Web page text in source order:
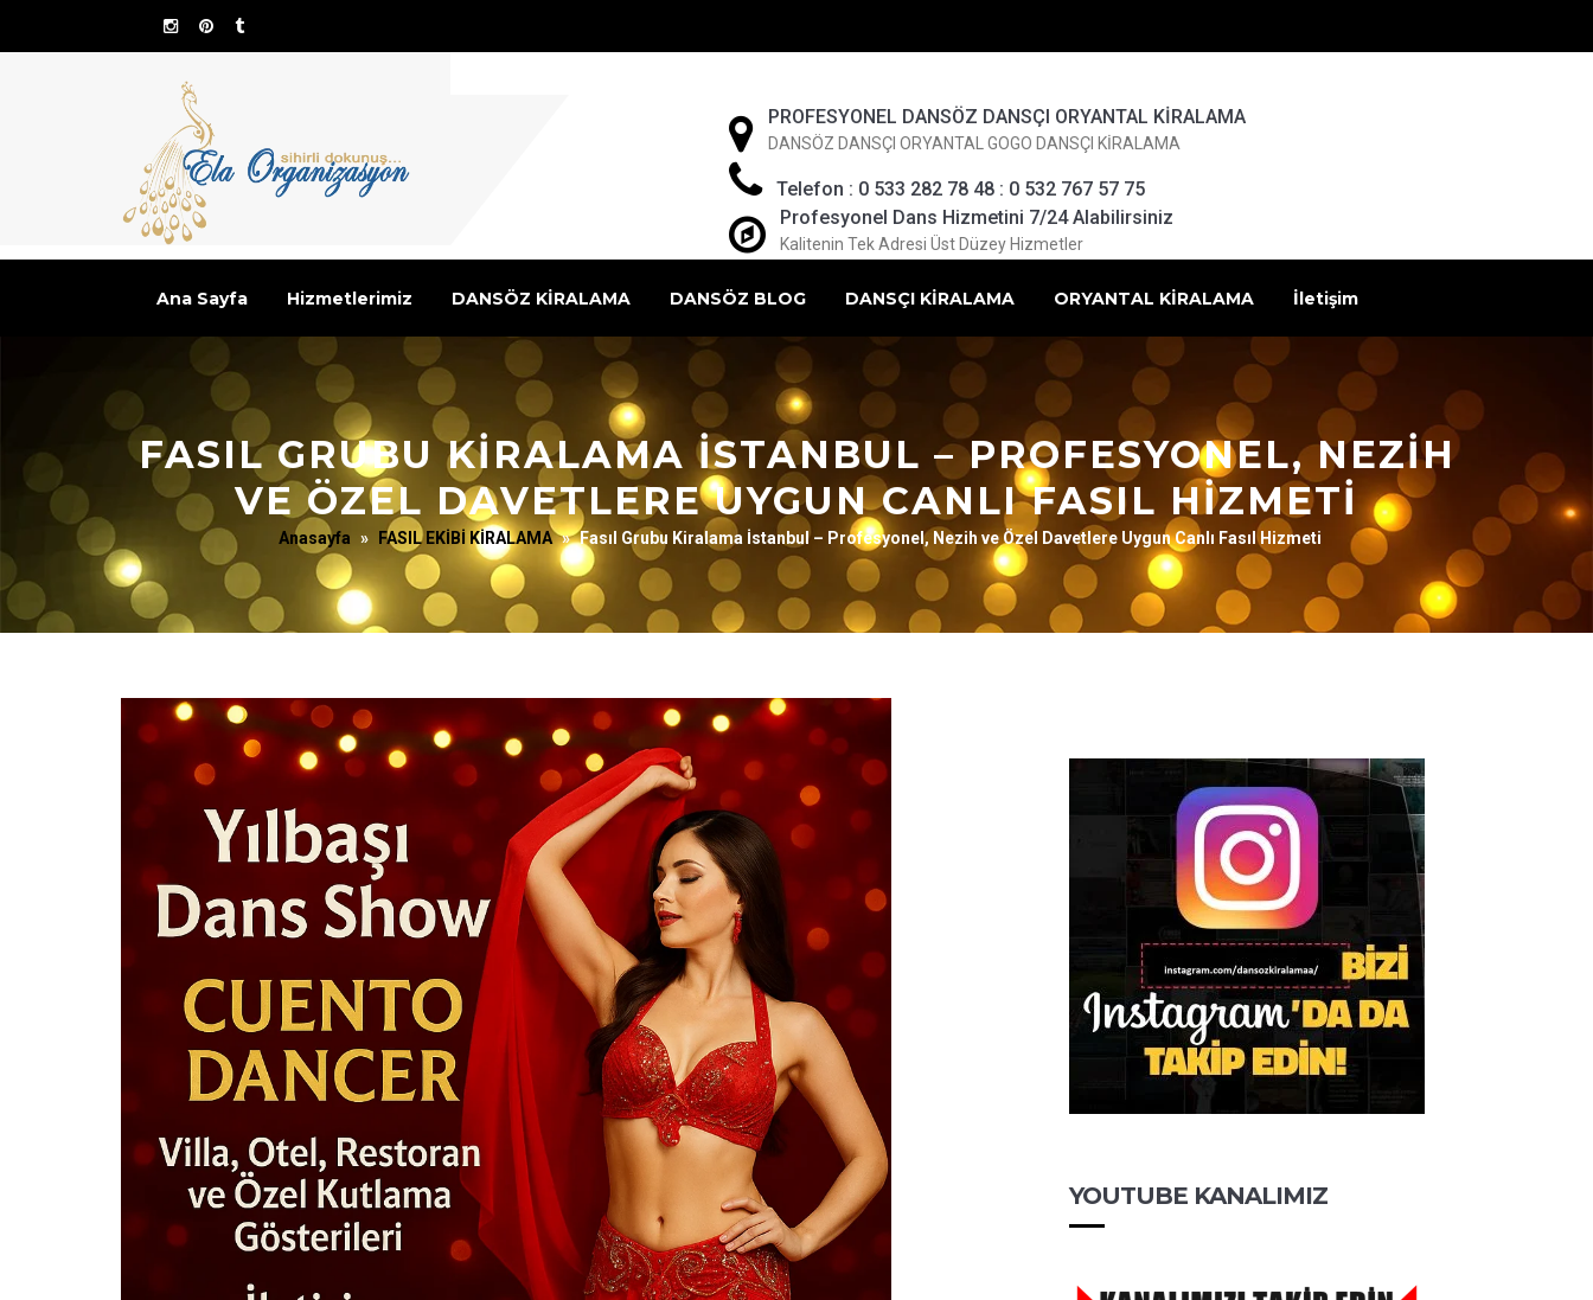
PROFESYONEL DANSÖZ DANSÇI ORYANTAL KİRALAMA
DANSÖZ DANSÇI ORYANTAL GOGO DANSÇI KİRALAMA
Telefon : 0 533 282 78 48 : 0 532 767 57 75
Profesyonel Dans Hizmetini 7/24 Alabilirsiniz
Kalitenin Tek Adresi Üst Düzey Hizmetler
Ana Sayfa Hizmetlerimiz DANSÖZ KİRALAMA DANSÖZ BLOG DANSÇI KİRALAMA ORYANTAL KİRALAMA İletişim
FASIL GRUBU KIRALAMA İSTANBUL – PROFESYONEL, NEZIH
VE ÖZEL DAVETLERE UYGUN CANLI FASIL HIZMETI
Anasayfa » FASIL EKİBİ KİRALAMA » Fasıl Grubu Kiralama İstanbul – Profesyonel, Nezih ve Özel Davetlere Uygun Canlı Fasıl Hizmeti
YOUTUBE KANALIMIZ